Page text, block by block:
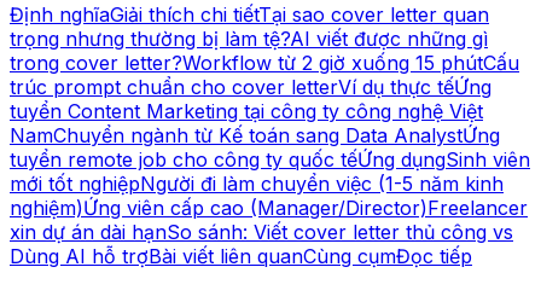
Định nghĩaGiải thích chi tiếtTại sao cover letter quan
trọng nhưng thường bị làm tệ?AI viết được những gì
trong cover letter?Workflow từ 2 giờ xuống 15 phútCấu
trúc prompt chuẩn cho cover letterVí dụ thực tếỨng
tuyển Content Marketing tại công ty công nghệ Việt
NamChuyển ngành từ Kế toán sang Data AnalystỨng
tuyển remote job cho công ty quốc tếỨng dụngSinh viên
mới tốt nghiệpNgười đi làm chuyển việc (1-5 năm kinh
nghiệm)Ứng viên cấp cao (Manager/Director)Freelancer
xin dự án dài hạnSo sánh: Viết cover letter thủ công vs
Dùng AI hỗ trợBài viết liên quanCùng cụmĐọc tiếp